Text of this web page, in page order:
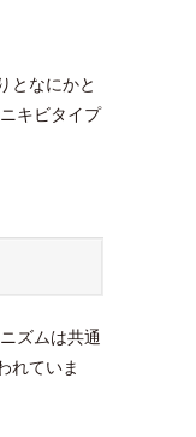
となにかと
キビタイプ
ズムは共通
れていま